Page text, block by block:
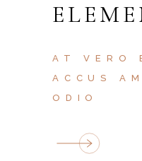
AT VERO
ACCUS
ODIO